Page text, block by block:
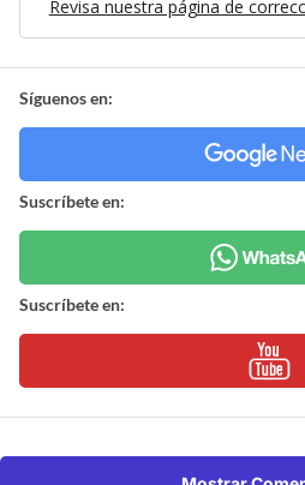
Revisa nuestra página de
Síguenos en:
Suscríbete en:
Suscríbete en: